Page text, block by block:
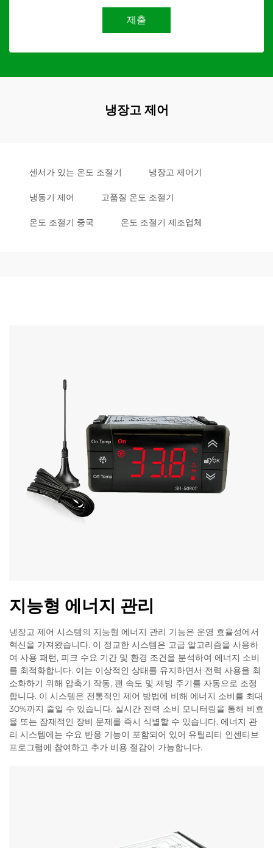
제출
냉장고 제어
센서가 있는 온도 조절기 냉장고 제어기
냉동기 제어 고품질 온도 조절기
온도 조절기 중국 온도 조절기 제조업체
지능형 에너지 관리
냉장고 제어 시스템의 지능형 에너지 관리 기능은 운영 효율성에서
혁신을 가져왔습니다. 이 정교한 시스템은 고급 알고리즘을 사용하
여 사용 패턴, 피크 수요 기간 및 환경 조건을 분석하여 에너지 소비
를 최적화합니다. 이는 이상적인 상태를 유지하면서 전력 사용을 최
소화하기 위해 압축기 작동, 팬 속도 및 제빙 주기를 자동으로 조정
합니다. 이 시스템은 전통적인 제어 방법에 비해 에너지 소비를 최대
30%까지 줄일 수 있습니다. 실시간 전력 소비 모니터링을 통해 비효
율 또는 잠재적인 장비 문제를 즉시 식별할 수 있습니다. 에너지 관
리 시스템에는 수요 반응 기능이 포함되어 있어 유틸리티 인센티브
프로그램에 참여하고 추가 비용 절감이 가능합니다.